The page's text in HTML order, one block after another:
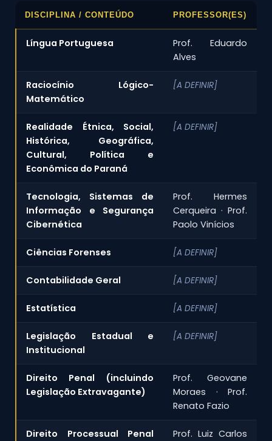
DISCIPLINA / CONTEÚDO PROFESSOR(ES)
Língua Portuguesa
Prof. Eduardo
Alves
Raciocínio Lógico-
Matemático
[A DEFINIR]
Realidade Étnica, Social,
Histórica, Geográfica,
Cultural, Política e
Econômica do Paraná
[A DEFINIR]
Tecnologia, Sistemas de
Informação e Segurança
Cibernética
Prof. Hermes
Cerqueira · Prof.
Paolo Vinícios
Ciências Forenses [A DEFINIR]
Contabilidade Geral [A DEFINIR]
Estatística [A DEFINIR]
Legislação Estadual e
Institucional
[A DEFINIR]
Direito Penal (incluindo
Legislação Extravagante)
Prof. Geovane
Moraes · Prof.
Renato Fazio
Direito Processual Penal
Prof. Luiz Carlos